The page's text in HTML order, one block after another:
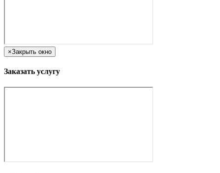
×Закрыть окно
Заказать услугу